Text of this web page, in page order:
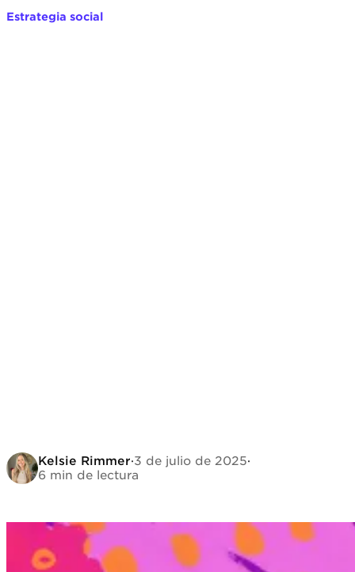
Estrategia social
Kelsie Rimmer·3 de julio de 2025·
6 min de lectura